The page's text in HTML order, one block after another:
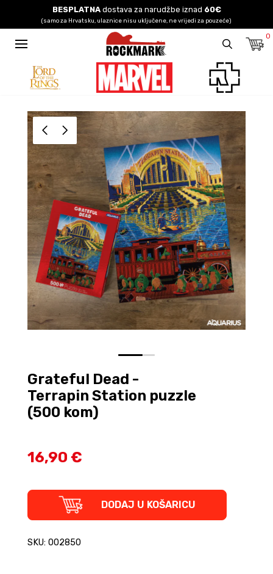
BESPLATNAdostava za narudžbe iznad 60€
(samo za Hrvatsku, ulaznice nisu uključene, ne vrijedi za pouzeće)
0
0 1
Grateful Dead -
Terrapin Station puzzle
(500 kom)
16,90 €
Grateful
-
Station
DODAJ U KOŠARICU
SKU: 002850